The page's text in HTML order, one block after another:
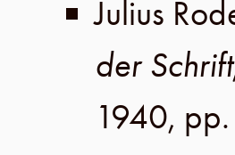
Julius
der Schrift
1940,